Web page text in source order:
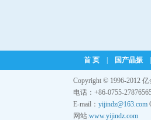
首 页 国产晶振
Copyright © 1996-2012
电话：+86-0755-
E-mail： yijindz@163.com
网站:www.yijindz.com